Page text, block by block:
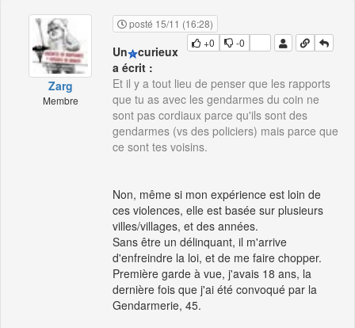
Zarg
Membre
posté 15/11 (16:28)
+0
-0
Un
curieux
a écrit :
Et il y a tout lieu de penser que les rapports
que tu as avec les gendarmes du coin ne
sont pas cordiaux parce qu'ils sont des
gendarmes (vs des policiers) mais parce que
ce sont tes voisins.
Non, même si mon expérience est loin de
ces violences, elle est basée sur plusieurs
villes/villages, et des années.
Sans être un délinquant, il m'arrive
d'enfreindre la loi, et de me faire chopper.
Première garde à vue, j'avais 18 ans, la
dernière fois que j'ai été convoqué par la
Gendarmerie, 45.